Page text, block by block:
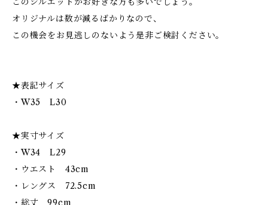
オリジナルは数が減るばかりなので、
この機会をお見逃しのないよう是非ご検討ください。
★表記サイズ
・W35 L30
★実寸サイズ
・W34 L29
・ウエスト 43cm
・レングス 72.5cm
・総丈 99cm